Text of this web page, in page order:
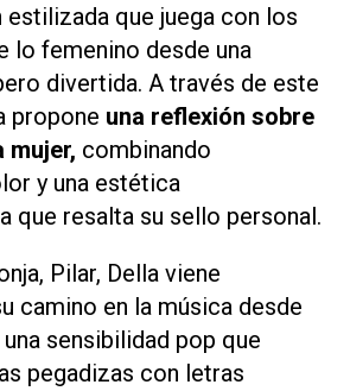
que juega con los
lo femenino desde una
divertida. A través de este
propone una reflexión sobre
mujer, combinando
y una estética
que resalta su sello personal.
Pilar, Della viene
camino en la música desde
sensibilidad pop que
pegadizas con letras